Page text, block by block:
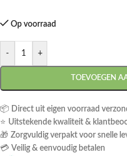
Op voorraad
- +
TOEVOEGEN
📦 Direct uit eigen voorraad
⭐ Uitstekende kwaliteit &
🎁 Zorgvuldig verpakt voor snelle
💳 Veilig & eenvoudig betalen